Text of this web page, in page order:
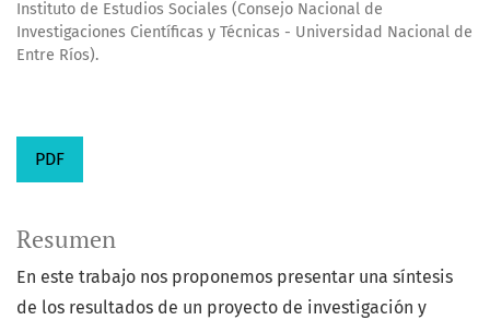
Instituto de Estudios Sociales (Consejo Nacional de
Investigaciones Científicas y Técnicas - Universidad Nacional de
Entre Ríos).
PDF
Resumen
En este trabajo nos proponemos presentar una síntesis
de los resultados de un proyecto de investigación y